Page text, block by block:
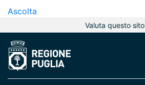
Ascolta
Valuta questo sito